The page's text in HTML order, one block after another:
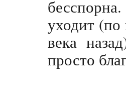
уходит
века
просто